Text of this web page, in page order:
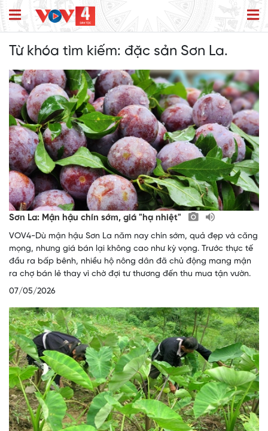
Từ khóa tìm kiếm: đặc sản Sơn La.
Sơn La: Mận hậu chín sớm, giá "hạ nhiệt"
VOV4-Dù mận hậu Sơn La năm nay chín sớm, quả đẹp và căng
mọng, nhưng giá bán lại không cao như kỳ vọng. Trước thực tế
đầu ra bấp bênh, nhiều hộ nông dân đã chủ động mang mận
ra chợ bán lẻ thay vì chờ đợi tư thương đến thu mua tận vườn.
07/05/2026